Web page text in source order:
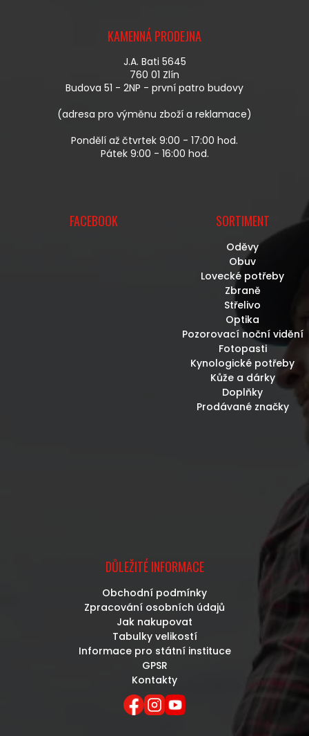
Í
P
R
V
K
V
P
I
KAMENNÁ PRODEJNA
J.A. Bati 5645
760 01 Zlín
Budova 51 - 2NP - první patro budovy
(adresa pro výměnu zboží a reklamace)
Pondělí až čtvrtek 9:00 - 17:00 hod.
Pátek 9:00 - 16:00 hod.
FACEBOOK SORTIMENT
Oděvy
Obuv
Lovecké potřeby
Zbraně
Střelivo
Optika
Pozorovací noční vidění
Fotopasti
Kynologické potřeby
Kůže a dárky
Doplňky
Prodávané značky
DŮLEŽITÉ INFORMACE
Obchodní podmínky
Zpracování osobních údajů
Jak nakupovat
Tabulky velikostí
Informace pro státní instituce
GPSR
Kontakty